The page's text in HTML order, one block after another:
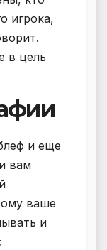
игрока,
в цель
и еще
вам
ваше
и